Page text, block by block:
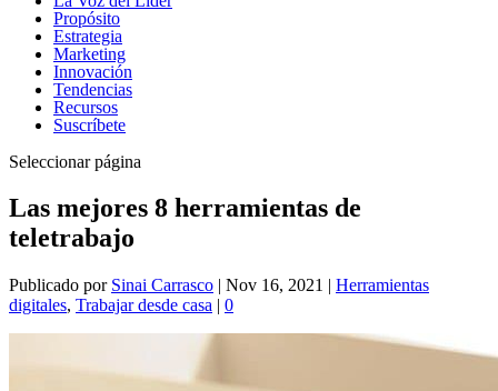
Propósito
Estrategia
Marketing
Innovación
Tendencias
Recursos
Suscríbete
Seleccionar página
Las mejores 8 herramientas de
teletrabajo
Publicado por Sinai Carrasco | Nov 16, 2021 | Herramientas
digitales, Trabajar desde casa | 0